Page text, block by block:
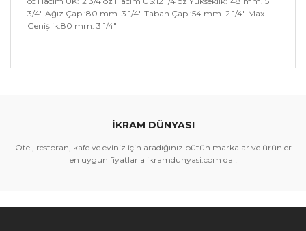
3/4" Ağız Çapı:80 mm. 3 1/4" Taban Çapı:54 mm. 2 1/4" Max
Genişlik:80 mm. 3 1/4"
Yorum Yaz
Bu ürünün fiyat bilgisi, resim, ürün açıklamalarında ve
Ürün açıklamasında eksik bilgiler bulunuyor.
İKRAM DÜNYASI
Otel, restoran, kafe ve eviniz için aradığınız bütün markalar ve ürünler
en uygun fiyatlarla ikramdunyasi.com da !